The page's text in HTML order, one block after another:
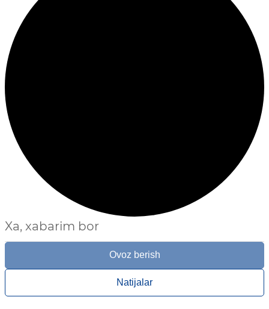
Xa, xabarim bor
Ovoz berish
Natijalar